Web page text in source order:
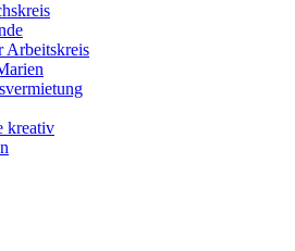
Arbeitskreis
kreativ